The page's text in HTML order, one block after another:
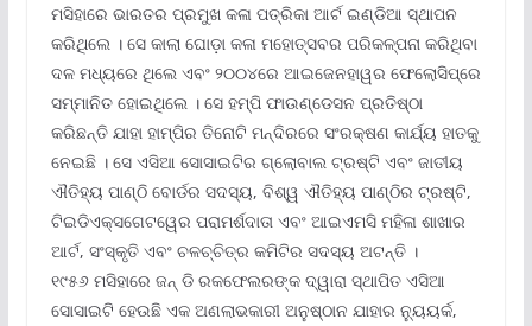
ମସିହାରେ ଭାରତର ପ୍ରମୁଖ କଳା ପତ୍ରିକା ଆର୍ଟ ଇଣ୍ଡିଆ ସ୍ଥାପନ
କରିଥିଲେ । ସେ କାଲା ଘୋଡ଼ା କଳା ମହୋତ୍ସବର ପରିକଳ୍ପନା କରିଥିବା
ଦଳ ମଧ୍ୟରେ ଥିଲେ ଏବଂ ୨୦୦୪ରେ ଆଇଜେନହାୱର ଫେଲୋସିପ୍‌ରେ
ସମ୍ମାନିତ ହୋଇଥିଲେ । ସେ ହମ୍ପି ଫାଉଣ୍ଡେସନ ପ୍ରତିଷ୍ଠା
କରିଛନ୍ତି ଯାହା ହାମ୍ପିର ତିନୋଟି ମନ୍ଦିରରେ ସଂରକ୍ଷଣ କାର୍ଯ୍ୟ ହାତକୁ
ନେଇଛି । ସେ ଏସିଆ ସୋସାଇଟିର ଗ୍ଲୋବାଲ ଟ୍ରଷ୍ଟି ଏବଂ ଜାତୀୟ
ଐତିହ୍ୟ ପାଣ୍ଠି ବୋର୍ଡର ସଦସ୍ୟ, ବିଶ୍ୱ ଐତିହ୍ୟ ପାଣ୍ଠିର ଟ୍ରଷ୍ଟି,
ଟିଇଡିଏକ୍ସଗେଟୱେର ପରାମର୍ଶଦାତା ଏବଂ ଆଇଏମସି ମହିଳା ଶାଖାର
ଆର୍ଟ, ସଂସ୍କୃତି ଏବଂ ଚଳଚ୍ଚିତ୍ର କମିଟିର ସଦସ୍ୟ ଅଟନ୍ତି ।
୧୯୫୬ ମସିହାରେ ଜନ୍ ଡି ରକଫେଲରଙ୍କ ଦ୍ୱାରା ସ୍ଥାପିତ ଏସିଆ
ସୋସାଇଟି ହେଉଛି ଏକ ଅଣଲାଭକାରୀ ଅନୁଷ୍ଠାନ ଯାହାର ନ୍ୟୁୟର୍କ,